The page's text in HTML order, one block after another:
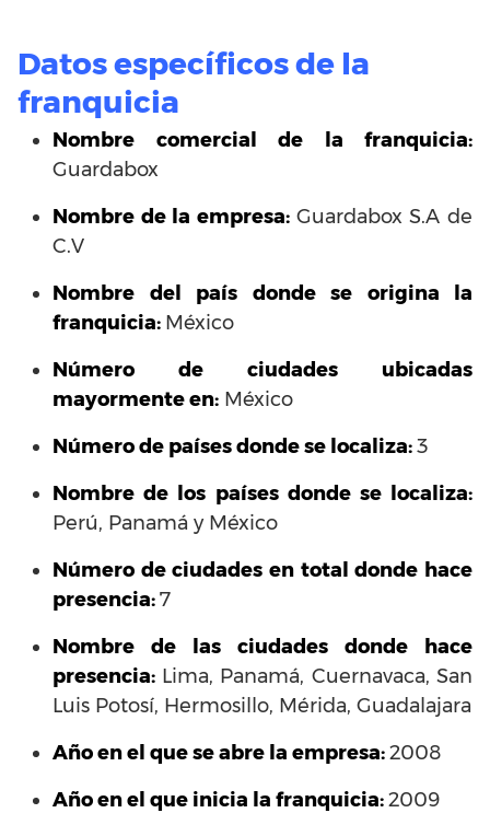
Datos específicos de la
franquicia
Nombre comercial de la franquicia:
Guardabox
Nombre de la empresa: Guardabox S.A de
C.V
Nombre del país donde se origina la
franquicia: México
Número de ciudades ubicadas
mayormente en: México
Número de países donde se localiza:3
Nombre de los países donde se localiza:
Perú, Panamá y México
Número de ciudades en total donde hace
presencia:7
Nombre de las ciudades donde hace
presencia: Lima, Panamá, Cuernavaca, San
Luis Potosí, Hermosillo, Mérida, Guadalajara
Año en el que se abre la empresa:2008
Año en el que inicia la franquicia:2009